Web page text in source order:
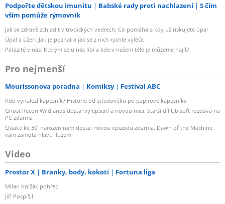
Podpořte dětskou imunitu Babské rady proti nachlazení
S čím
vším pomůže rýmovník
Jak se zdravě zchladit v tropických vedrech: Co pomáhá a kdy už riskujete úpal
Úpal a úžeh: Jak je poznat a jak se z nich rychle vyléčit
Parazité v nás: Kterým se u nás líbí a kde v našem těle je můžeme najít?
Pro nejmenší
Mourissonova poradna Komiksy Festival ABC
Kdo vynalezl kapesník? Historie od středověku po papírové kapesníky
Ghost Recon Wildlands dostal vylepšení a novou misi. Starší díl Ubisoft rozdává na
PC zdarma
Quake ke 30. narozeninám dostal novou epizodu zdarma. Dawn of the Machine
vám zamotá hlavu iluzemi
Video
Prostor X Branky, body, kokoti Fortuna liga
Milan Knížák pohřeb
Jiří Pospíšil